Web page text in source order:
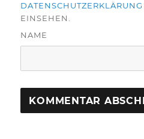
DATENSCHUTZERKLÄRUNG
EINSEHEN.
NAME